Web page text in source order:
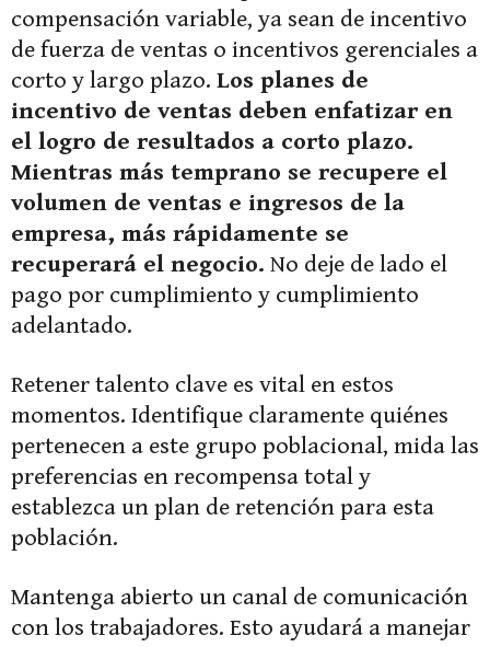
compensación variable, ya sean de incentivo
de fuerza de ventas o incentivos gerenciales a
corto y largo plazo. Los planes de
incentivo de ventas deben enfatizar en
el logro de resultados a corto plazo.
Mientras más temprano se recupere el
volumen de ventas e ingresos de la
empresa, más rápidamente se
recuperará el negocio. No deje de lado el
pago por cumplimiento y cumplimiento
adelantado.
Retener talento clave es vital en estos
momentos. Identifique claramente quiénes
pertenecen a este grupo poblacional, mida las
preferencias en recompensa total y
establezca un plan de retención para esta
población.
Mantenga abierto un canal de comunicación
con los trabajadores. Esto ayudará a manejar